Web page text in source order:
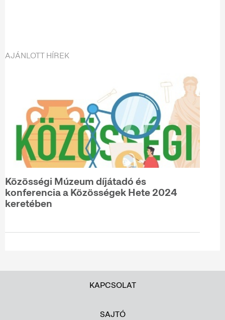
AJÁNLOTT HÍREK
Közösségi Múzeum díjátadó és
konferencia a Közösségek Hete 2024
keretében
KAPCSOLAT
SAJTÓ